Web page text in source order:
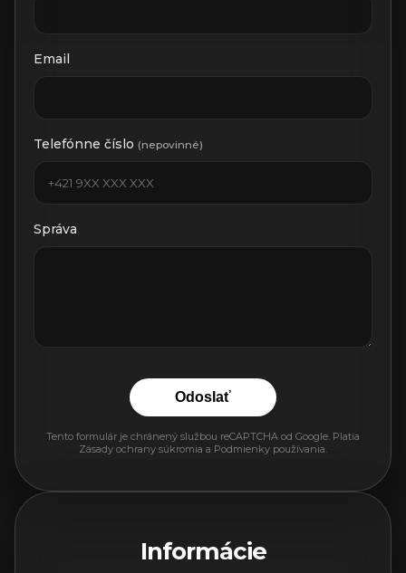
Email
Telefónne číslo (nepovinné)
Správa
Odoslať
Tento formulár je chránený službou reCAPTCHA od Google. Platia
Zásady ochrany súkromia a Podmienky používania
Informácie